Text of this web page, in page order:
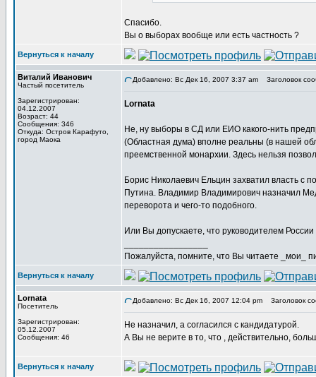
Спасибо.
Вы о выборах вообще или есть частность ?
Вернуться к началу
Виталий Иванович
Частый посетитель
Зарегистрирован:
04.12.2007
Возраст: 44
Сообщения: 346
Откуда: Остров Карафуто,
город Маока
Добавлено: Вс Дек 16, 2007 3:37 am Заголовок
Lornata
Не, ну выборы в СД или ЕИО какого-нить
(Областная дума) вполне реальны (в нашей
преемственной монархии. Здесь нельзя
Борис Николаевич Ельцин захватил власть с
Путина. Владимир Владимирович назначил
переворота и чего-то подобного.
Или Вы допускаете, что руководителем
Пожалуйста, помните, что Вы читаете _мои_
Вернуться к началу
Lornata
Посетитель
Зарегистрирован:
05.12.2007
Сообщения: 46
Добавлено: Вс Дек 16, 2007 12:04 pm Заголовок
Не назначил, а согласился с кандидатурой.
А Вы не верите в то, что , действительно,
Вернуться к началу